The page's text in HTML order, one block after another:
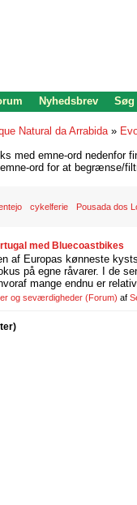
Nyhedsbrev Søg
Natural da Arrabida»
med emne-ord nedenfor
ord for at begrænse/
cykelferie Pousada dos
med Bluecoastbikes
af Europas kønneste
på egne råvarer. I de
mange endnu er
og seværdigheder (Forum) af